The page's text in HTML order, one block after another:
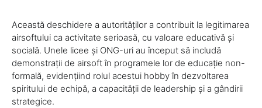
Această deschidere a autorităților a contribuit la legitimarea
airsoftului ca activitate serioasă, cu valoare educativă și
socială. Unele licee și ONG-uri au început să includă
demonstrații de airsoft în programele lor de educație non-
formală, evidențiind rolul acestui hobby în dezvoltarea
spiritului de echipă, a capacității de leadership și a gândirii
strategice.